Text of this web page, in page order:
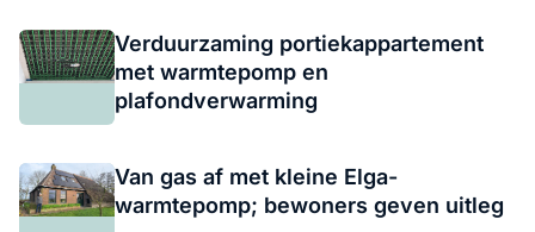
Verduurzaming portiekappartement
met warmtepomp en
plafondverwarming
Van gas af met kleine Elga-
warmtepomp; bewoners geven uitleg